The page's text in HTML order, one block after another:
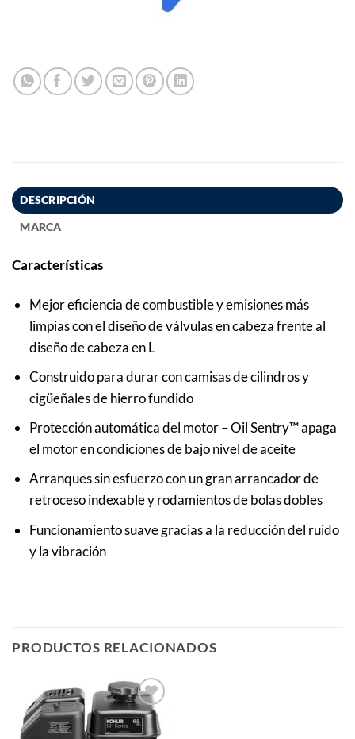
DESCRIPCIÓN
MARCA
Características
Mejor eficiencia de combustible y emisiones más
limpias con el diseño de válvulas en cabeza frente al
diseño de cabeza en L
Construido para durar con camisas de cilindros y
cigüeñales de hierro fundido
Protección automática del motor – Oil Sentry™ apaga
el motor en condiciones de bajo nivel de aceite
Arranques sin esfuerzo con un gran arrancador de
retroceso indexable y rodamientos de bolas dobles
Funcionamiento suave gracias a la reducción del ruido
y la vibración
PRODUCTOS RELACIONADOS
Añadir
a la